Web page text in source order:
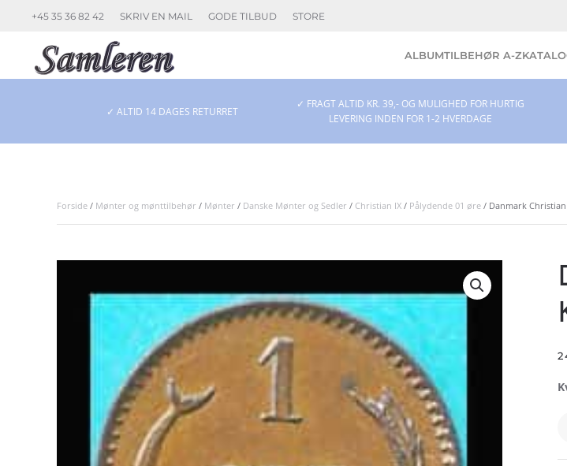
Skip to main content
+45 35 36 82 42 SKRIV EN MAIL GODE TILBUD STORE
ALBUMTILBEHØR A-Z
✓ ALTID 14 DAGES RETURRET
✓ FRAGT ALTID KR. 39,- OG MULIGHED FOR HURTIG
LEVERING INDEN FOR 1-2 HVERDAGE
Forside / Mønter og mønttilbehør / Mønter / Danske Mønter og Sedler / Christian IX / Pålydende 01 øre / Danmark Christian